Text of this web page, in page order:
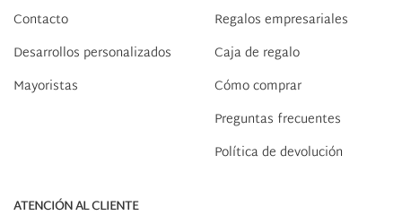
Contacto
Desarrollos personalizados
Mayoristas
Regalos empresariales
Caja de regalo
Cómo comprar
Preguntas frecuentes
Política de devolución
ATENCIÓN AL CLIENTE